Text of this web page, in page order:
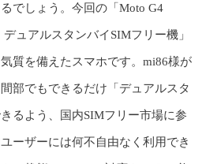
でしょう。今回の「Moto G4
ュアルスタンバイSIMフリー機」
質を備えたスマホです。mi86様が
部でもできるだけ「デュアルスタ
るよう、国内SIMフリー市場に参
ーザーには何不自由なく利用でき